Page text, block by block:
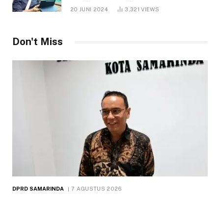
1.000 Hektare
20 JUNI 2024 3,321VIEWS
Don't Miss
DPRD SAMARINDA 7 AGUSTUS 2026